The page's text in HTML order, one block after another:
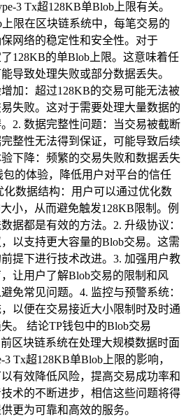
3 Tx超128KB单Blob上限有关。
限在区块链系统中，每笔交易的
网络的稳定性和安全性。对于
128KB的单Blob上限。这意味着任
导致处理失败或部分数据丢失。
加：超过128KB的交易可能无法被
失败。这对于需要处理大量数据的
2. 数据完整性问题：当交易被截断
整性无法得到保证，可能导致后续
下降：频繁的交易失败和数据丢失
的体验，降低用户对平台的信任
化数据结构：用户可以通过优化数
小，从而避免触发128KB限制。例
据都是有效的方法。2. 升级协议：
以支持更大容量的Blob交易。这需
提下进行技术改进。3. 加强用户教
让用户了解Blob交易的限制和风
免常见问题。4. 监控与预警系统：
以便在交易接近大小限制时及时通
。 结论TP钱包中的Blob交易
区块链系统在处理大规模数据时面
Tx超128KB单Blob上限的影响，
有效降低风险，提高交易成功率和
术的不断进步，相信这些问题将得
更为可靠和高效的服务。